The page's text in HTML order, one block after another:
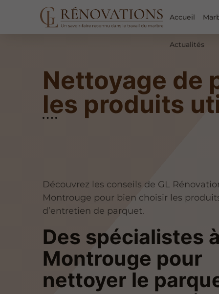
Accueil
Actualités
Nettoyage de
les produits
Découvrez les conseils de GL
Montrouge pour bien choisir les
d’entretien de parquet.
Des spécialistes à
Montrouge pour
nettoyer le